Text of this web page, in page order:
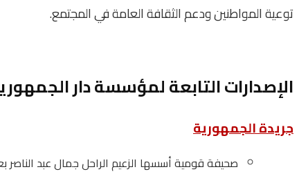
توعية المواطنين ودعم الثقافة العامة في المجتمع.
الإصدارات التابعة لمؤسسة دار
جريدة الجمهورية
صحيفة قومية أسسها الزعيم الراحل جمال عبد الناصر بعد ثورة 23 يوليو, صدر العدد